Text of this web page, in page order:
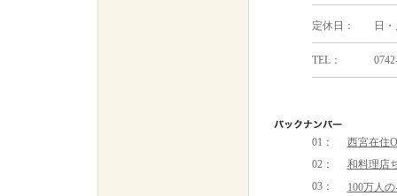
定休日： 日
TEL：
01：
西宮在住
02：
和料理店
03：
100万人